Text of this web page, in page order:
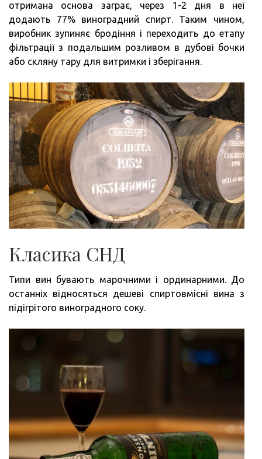
отримана основа заграє, через 1-2 дня в неї
додають 77% виноградний спирт. Таким чином,
виробник зупиняє бродіння і переходить до етапу
фільтрації з подальшим розливом в дубові бочки
або скляну тару для витримки і зберігання.
Класика СНД
Типи вин бувають марочними і ординарними. До
останніх відносяться дешеві спиртовмісні вина з
підігрітого виноградного соку.